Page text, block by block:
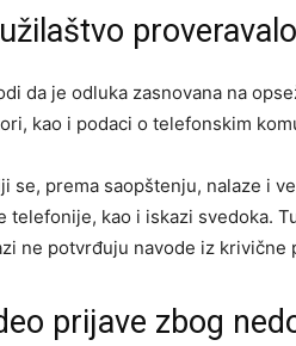
da je odluka zasnovana na
kao i podaci o telefonskim
se, prema saopštenju, nalaze i
telefonije, kao i iskazi svedoka.
ne potvrđuju navode iz krivične
prijave zbog